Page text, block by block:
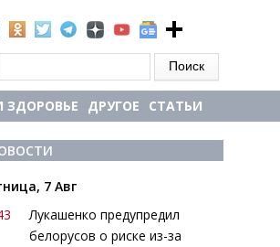
ЗДОРОВЬЕ ДРУГОЕ СТАТЬИ
7 Авг
Лукашенко предупредил
белорусов о риске из-за